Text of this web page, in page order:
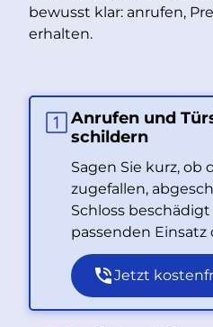
bewusst klar: anrufen,
erhalten.
Anrufen und
schildern
Sagen Sie kurz, ob
zugefallen,
Schloss
passenden
Jetzt